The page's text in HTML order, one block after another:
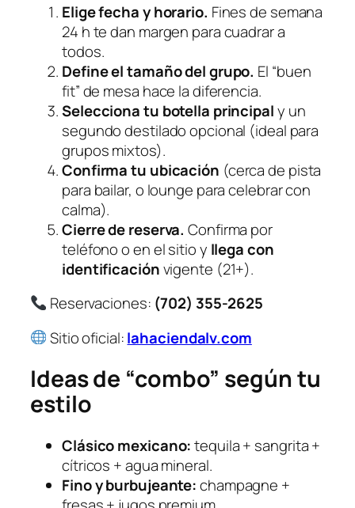
Elige fecha y horario. Fines de semana
24 h te dan margen para cuadrar a
todos.
Define el tamaño del grupo. El “buen
fit” de mesa hace la diferencia.
Selecciona tu botella principaly un
segundo destilado opcional (ideal para
grupos mixtos).
Confirma tu ubicación (cerca de pista
para bailar, o lounge para celebrar con
calma).
Cierre de reserva. Confirma por
teléfono o en el sitio y llega con
identificaciónvigente (21+).
Reservaciones: (702) 355-2625
Sitio oficial:lahaciendalv.com
Ideas de “combo” según tu
estilo
Clásico mexicano:tequila + sangrita +
cítricos + agua mineral.
Fino y burbujeante:champagne +